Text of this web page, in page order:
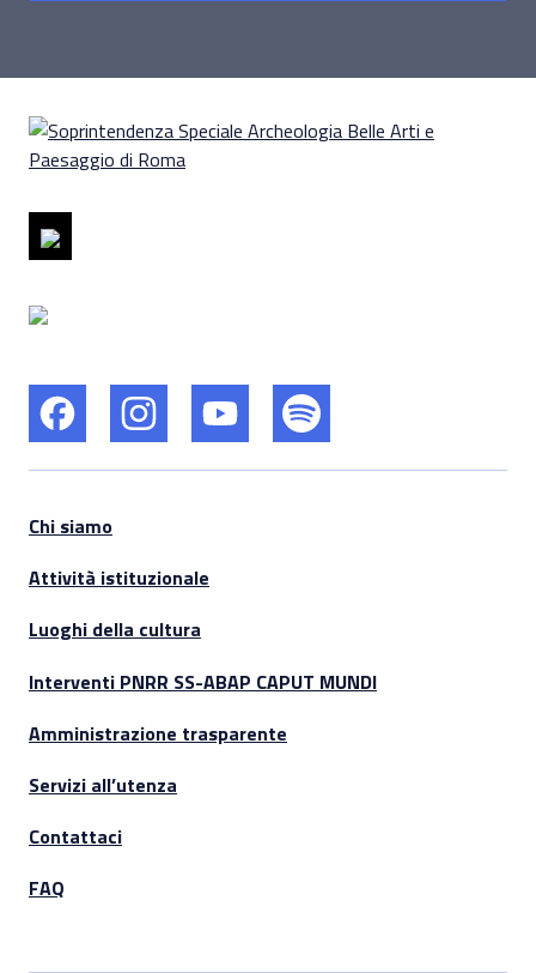
Chi siamo
Attività istituzionale
Luoghi della cultura
Interventi PNRR SS-ABAP CAPUT MUNDI
Amministrazione trasparente
Servizi all’utenza
Contattaci
FAQ